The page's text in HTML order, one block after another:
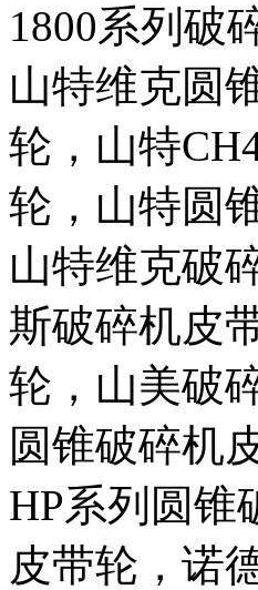
1800系列破
山特维克圆
轮，山特
轮，山特圆
山特维克破
斯破碎机皮
轮，山美破
圆锥破碎机
HP系列圆锥
皮带轮，诺